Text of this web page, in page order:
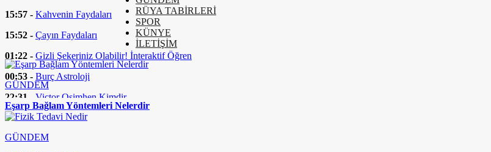
15:57 - Kahvenin Faydaları
15:52 - Çayın Faydaları
01:22 - Gizli Şekeriniz Olabilir! İnteraktif Öğren
00:53 - Burç Astroloji
22:31 - Victor Osimhen Kimdir
RÜYA TABİRLERİ
SPOR
KÜNYE
İLETİŞİM
GÜNDEM
Eşarp Bağlam Yöntemleri Nelerdir
GÜNDEM